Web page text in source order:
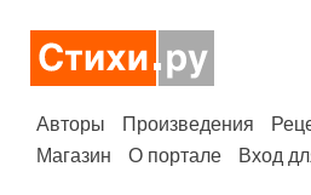
Авторы Произведения
Магазин
О портале Вход